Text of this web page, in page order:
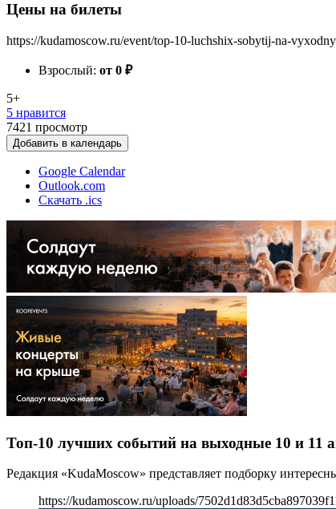
Цены на билеты
https://kudamoscow.ru/event/top-10-luchshix-sobytij-na-
Взрослый: от 0 ₽
5+
5 нравится
7421 просмотр
Добавить в календарь
Google Calendar
Outlook.com
Скачать .ics
Топ-10 лучших событий на выходные 10 и 11
Редакция «KudaMoscow» представляет подборку
https://kudamoscow.ru/uploads/